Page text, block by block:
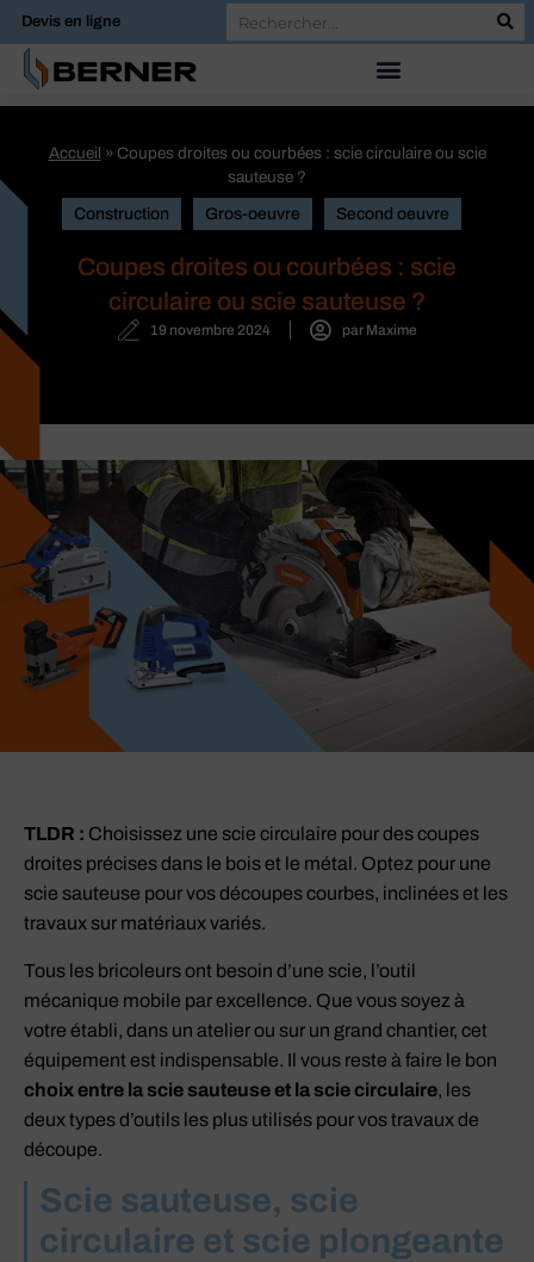
Devis en ligne
Accueil » Coupes droites ou courbées : scie circulaire ou scie
sauteuse ?
Construction Gros-oeuvre Second oeuvre
Coupes droites ou courbées : scie
circulaire ou scie sauteuse ?
19 novembre 2024 par Maxime
TLDR : Choisissez une scie circulaire pour des coupes
droites précises dans le bois et le métal. Optez pour une
scie sauteuse pour vos découpes courbes, inclinées et les
travaux sur matériaux variés.
Tous les bricoleurs ont besoin d’une scie, l’outil
mécanique mobile par excellence. Que vous soyez à
votre établi, dans un atelier ou sur un grand chantier, cet
équipement est indispensable. Il vous reste à faire le bon
choix entre la scie sauteuse et la scie circulaire, les
deux types d’outils les plus utilisés pour vos travaux de
découpe.
Scie sauteuse, scie
circulaire et scie plongeante